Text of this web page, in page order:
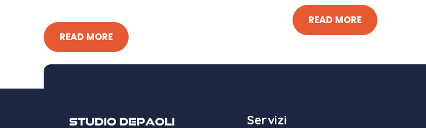
READ MORE
READ MORE
Servizi